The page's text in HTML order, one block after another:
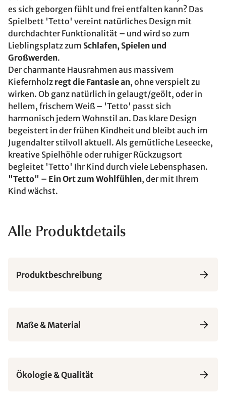
es sich geborgen fühlt und frei entfalten kann? Das
Spielbett 'Tetto' vereint natürliches Design mit
durchdachter Funktionalität – und wird so zum
Lieblingsplatz zum Schlafen, Spielen und
Großwerden.
Der charmante Hausrahmen aus massivem
Kiefernholz regt die Fantasie an, ohne verspielt zu
wirken. Ob ganz natürlich in gelaugt/geölt, oder in
hellem, frischem Weiß – 'Tetto' passt sich
harmonisch jedem Wohnstil an. Das klare Design
begeistert in der frühen Kindheit und bleibt auch im
Jugendalter stilvoll aktuell. Als gemütliche Leseecke,
kreative Spielhöhle oder ruhiger Rückzugsort
begleitet 'Tetto' Ihr Kind durch viele Lebensphasen.
"Tetto" – Ein Ort zum Wohlfühlen, der mit Ihrem
Kind wächst.
Alle Produktdetails
Produktbeschreibung
Maße & Material
Ökologie & Qualität